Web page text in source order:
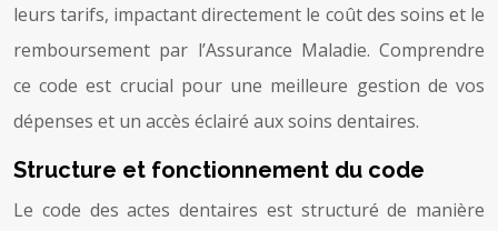
leurs tarifs, impactant directement le coût des soins et le
remboursement par l’Assurance Maladie. Comprendre
ce code est crucial pour une meilleure gestion de vos
dépenses et un accès éclairé aux soins dentaires.
Structure et fonctionnement du code
Le code des actes dentaires est structuré de manière